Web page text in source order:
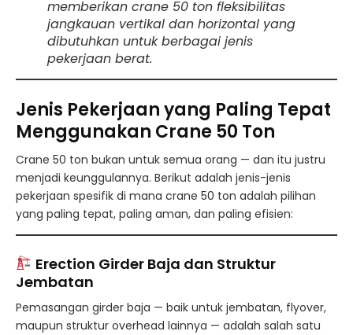
memberikan crane 50 ton fleksibilitas
jangkauan vertikal dan horizontal yang
dibutuhkan untuk berbagai jenis
pekerjaan berat.
Jenis Pekerjaan yang Paling Tepat
Menggunakan Crane 50 Ton
Crane 50 ton bukan untuk semua orang — dan itu justru
menjadi keunggulannya. Berikut adalah jenis-jenis
pekerjaan spesifik di mana crane 50 ton adalah pilihan
yang paling tepat, paling aman, dan paling efisien:
Erection Girder Baja dan Struktur
Jembatan
Pemasangan girder baja — baik untuk jembatan, flyover,
maupun struktur overhead lainnya — adalah salah satu